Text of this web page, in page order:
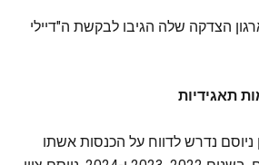
הצדקה שלה הגיבו לבקשת ה"דיילי
תאגידיות
ניוסם נדרש לדווח על הכנסות אשתו